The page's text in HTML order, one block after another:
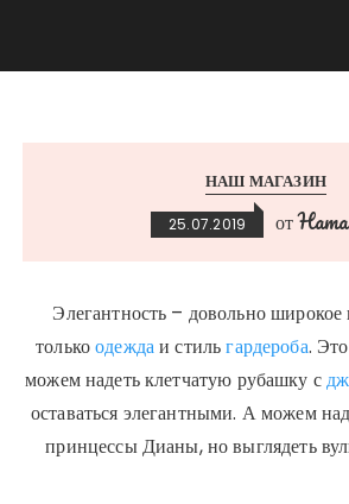
НАШ МАГАЗИН
25.07.2019 от
Элегантность – довольно
толькоодеждаи стильгардероба. Это
можем надеть клетчатую рубашку с
оставаться элегантными. А можем
принцессы Дианы, но выглядеть